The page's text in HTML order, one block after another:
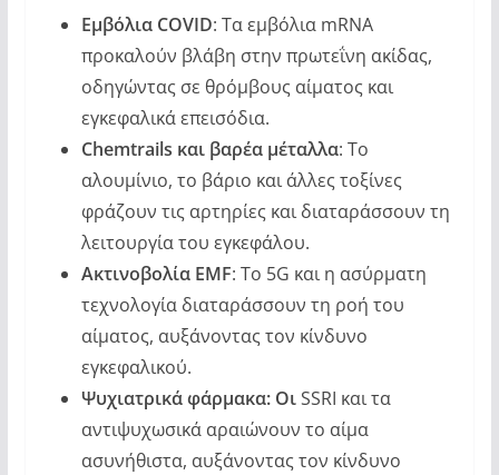
Εμβόλια COVID: Τα εμβόλια mRNA
προκαλούν βλάβη στην πρωτεΐνη ακίδας,
οδηγώντας σε θρόμβους αίματος και
εγκεφαλικά επεισόδια.
Chemtrails και βαρέα μέταλλα: Το
αλουμίνιο, το βάριο και άλλες τοξίνες
φράζουν τις αρτηρίες και διαταράσσουν τη
λειτουργία του εγκεφάλου.
Ακτινοβολία EMF: Το 5G και η ασύρματη
τεχνολογία διαταράσσουν τη ροή του
αίματος, αυξάνοντας τον κίνδυνο
εγκεφαλικού.
Ψυχιατρικά φάρμακα: ΟιSSRI και τα
αντιψυχωσικά αραιώνουν το αίμα
ασυνήθιστα, αυξάνοντας τον κίνδυνο